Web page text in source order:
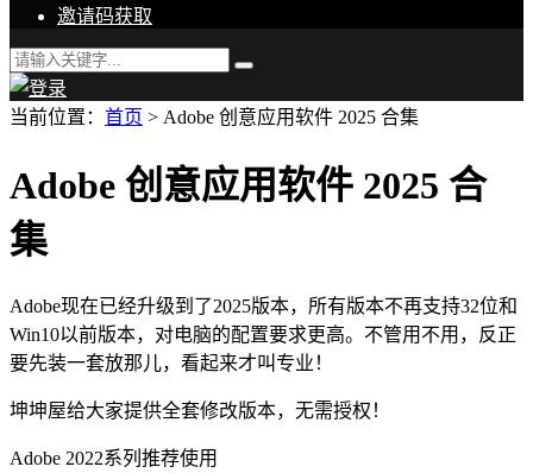
邀请码获取
当前位置： 首页 > Adobe 创意应用软件 2025 合集
Adobe 创意应用软件 2025 合
集
Adobe现在已经升级到了2025版本，所有版本不再支持32位和
Win10以前版本，对电脑的配置要求更高。不管用不用，反正
要先装一套放那儿，看起来才叫专业！
坤坤屋给大家提供全套修改版本，无需授权！
Adobe 2022系列推荐使用